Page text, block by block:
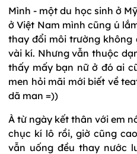
Mình - một du học sinh ở
ở Việt Nam mình cũng ú
thay đổi môi trường không
vài kí. Nhưng vẫn thuộc
thấy mấy bạn nữ ở đó ai
men hỏi mãi mới biết về
dã man =))
À từ ngày kết thân với em
chục kí lô rồi, giờ cũng
vẫn uống đều thay nước